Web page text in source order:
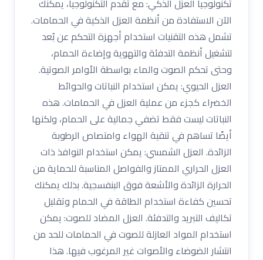
تكنولوجيا العزل الذكي: مع تقدم التكنولوجيا، يمكنك
الآن الاستفادة من أنظمة العزل الذكية في الحمامات.
تشمل هذه التقنيات استخدام أجهزة التحكم عن بُعد
لتشغيل أنظمة التدفئة والتهوية وإضاءة الحمام،
وحتى تحكم الصوت والماء بواسطة الأوامر الصوتية.
العزل الحيوي: يمكن استخدام النباتات والحوائط
الخضراء كجزء من عملية العزل في الحمامات. هذه
النباتات ليست فقط تضفي جمالية على الحمام، ولكنها
أيضًا تساهم في تنقية الهواء وامتصاص الرطوبة
الزائدة. العزل الشمسي: يمكن استخدام النوافذ ذات
العزل الحراري الممتاز والفواصل المناسبة للحماية من
الحرارة الزائدة والأشعة فوق البنفسجية. بذلك يمكنك
تحسين كفاءة استخدام الطاقة في الحمام وتقليل
تكاليف التبريد والتدفئة. العزل المضاد للصوت: يمكن
استخدام المواد العازلة للصوت في الحمامات للحد من
انتشار الضوضاء والأصوات غير المرغوب فيها. هذا